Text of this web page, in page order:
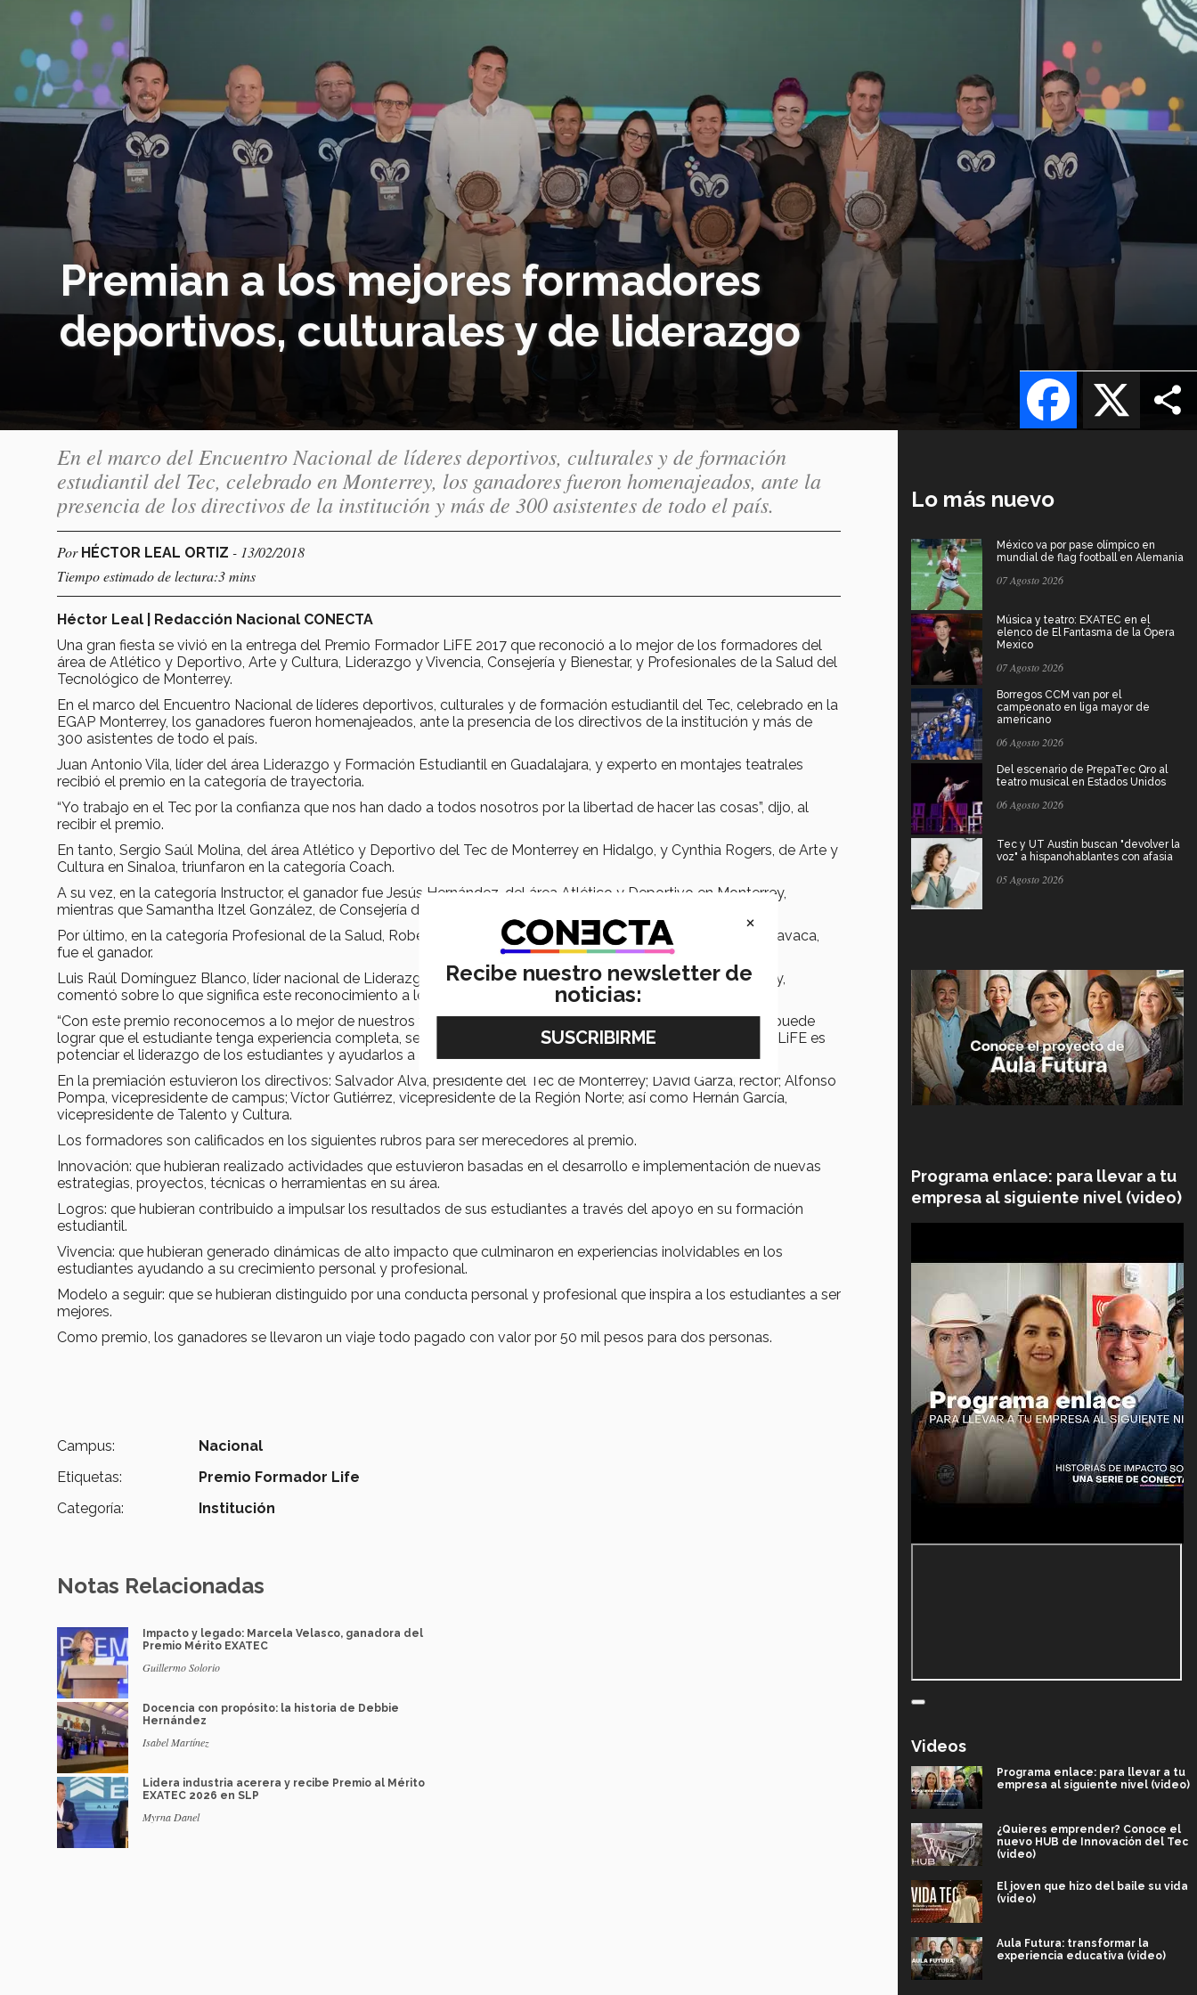
Premian a los mejores formadores
deportivos, culturales y de liderazgo
X
Facebook
En el marco del Encuentro Nacional de líderes deportivos, culturales y de formación
estudiantil del Tec, celebrado en Monterrey, los ganadores fueron homenajeados, ante la
presencia de los directivos de la institución y más de 300 asistentes de todo el país.
Por HÉCTOR LEAL ORTIZ - 13/02/2018
Tiempo estimado de lectura:3 mins
Héctor Leal | Redacción Nacional CONECTA
Una gran fiesta se vivió en la entrega del Premio Formador LiFE 2017 que reconoció a lo mejor de los formadores del
área de Atlético y Deportivo, Arte y Cultura, Liderazgo y Vivencia, Consejería y Bienestar, y Profesionales de la Salud del
Tecnológico de Monterrey.
En el marco del Encuentro Nacional de líderes deportivos, culturales y de formación estudiantil del Tec, celebrado en la
EGAP Monterrey, los ganadores fueron homenajeados, ante la presencia de los directivos de la institución y más de
300 asistentes de todo el país.
Juan Antonio Vila, líder del área Liderazgo y Formación Estudiantil en Guadalajara, y experto en montajes teatrales
recibió el premio en la categoría de trayectoria.
“Yo trabajo en el Tec por la confianza que nos han dado a todos nosotros por la libertad de hacer las cosas”, dijo, al
recibir el premio.
En tanto, Sergio Saúl Molina, del área Atlético y Deportivo del Tec de Monterrey en Hidalgo, y Cynthia Rogers, de Arte y
Cultura en Sinaloa, triunfaron en la categoría Coach.
A su vez, en la categoría Instructor, el ganador fue Jesús Hernández, del área Atlético y Deportivo en Monterrey,
mientras que Samantha Itzel González, de Consejería de campus Santa Fe ganó en la categoría Consejero.
Por último, en la categoría Profesional de la Salud, Roberto Pedro Silva, del área Atlético y Deportivo en Cuernavaca,
fue el ganador.
Luis Raúl Domínguez Blanco, líder nacional de Liderazgo y Formación Estudiantil (LiFE) en el Tec de Monterrey,
comentó sobre lo que significa este reconocimiento a los formadores.
“Con este premio reconocemos a lo mejor de nuestros formadores y lo que queremos es como un formador puede
lograr que el estudiante tenga experiencia completa, se realice y sea exitoso. El compromiso que tenemos en LiFE es
potenciar el liderazgo de los estudiantes y ayudarlos a alcanzar su realización”.
En la premiación estuvieron los directivos: Salvador Alva, presidente del Tec de Monterrey; David Garza, rector; Alfonso
Pompa, vicepresidente de campus; Víctor Gutiérrez, vicepresidente de la Región Norte; así como Hernán García,
vicepresidente de Talento y Cultura.
Los formadores son calificados en los siguientes rubros para ser merecedores al premio.
Innovación: que hubieran realizado actividades que estuvieron basadas en el desarrollo e implementación de nuevas
estrategias, proyectos, técnicas o herramientas en su área.
Logros: que hubieran contribuido a impulsar los resultados de sus estudiantes a través del apoyo en su formación
estudiantil.
Vivencia: que hubieran generado dinámicas de alto impacto que culminaron en experiencias inolvidables en los
estudiantes ayudando a su crecimiento personal y profesional.
Modelo a seguir: que se hubieran distinguido por una conducta personal y profesional que inspira a los estudiantes a ser
mejores.
Como premio, los ganadores se llevaron un viaje todo pagado con valor por 50 mil pesos para dos personas.
Campus:
Nacional
Etiquetas:
Premio Formador Life
Categoría:
Institución
Notas Relacionadas
Impacto y legado: Marcela Velasco, ganadora del
Premio Mérito EXATEC
Guillermo Solorio
Docencia con propósito: la historia de Debbie
Hernández
Isabel Martínez
Lidera industria acerera y recibe Premio al Mérito
EXATEC 2026 en SLP
Myrna Danel
Lo más nuevo
México va por pase olímpico en
mundial de flag football en Alemania
07 Agosto 2026
Música y teatro: EXATEC en el
elenco de El Fantasma de la Ópera
Mexico
07 Agosto 2026
Borregos CCM van por el
campeonato en liga mayor de
americano
06 Agosto 2026
Del escenario de PrepaTec Qro al
teatro musical en Estados Unidos
06 Agosto 2026
Tec y UT Austin buscan "devolver la
voz" a hispanohablantes con afasia
05 Agosto 2026
Programa enlace: para llevar a tu
empresa al siguiente nivel (video)
Videos
Programa enlace: para llevar a tu
empresa al siguiente nivel (video)
¿Quieres emprender? Conoce el
nuevo HUB de Innovación del Tec
(video)
El joven que hizo del baile su vida
(video)
Aula Futura: transformar la
experiencia educativa (video)
×
Recibe nuestro newsletter de
noticias: